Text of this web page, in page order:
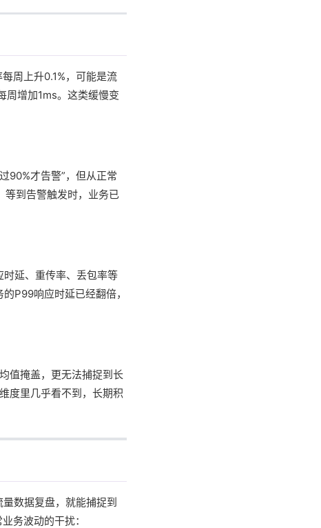
周上升0.1%，可能是流
周增加1ms。这类缓慢变
90%才告警”，但从正常
等到告警触发时，业务已
延、重传率、丢包率等
P99响应时延已经翻倍，
值掩盖，更无法捕捉到长
度里几乎看不到，长期积
数据复盘，就能捕捉到
务波动的干扰：